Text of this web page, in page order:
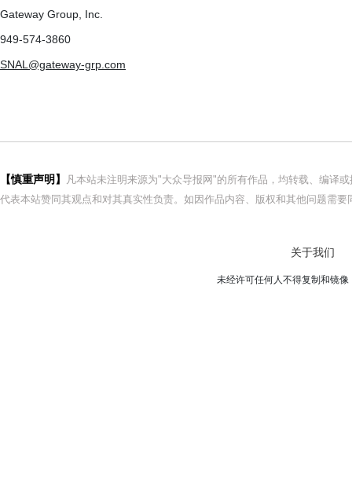
Gateway Group, Inc.
949-574-3860
SNAL@gateway-grp.com
【慎重声明】
凡本站未注明来源为"大众导报网"的所有作品，均转载、编译
代表本站赞同其观点和对其真实性负责。如因作品内容、版权和其他问题需
关于我们
未经许可任何人不得复制和镜